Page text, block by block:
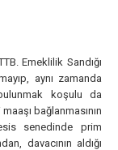
Emeklilik Sandığı
aynı zamanda
koşulu da
bağlanmasının
senedinde prim
davacının aldığı